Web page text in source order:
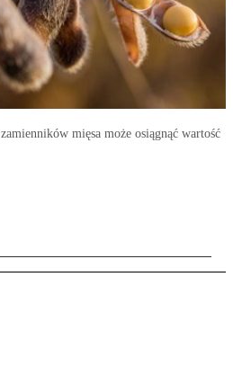
mięsa może osiągnąć wartość